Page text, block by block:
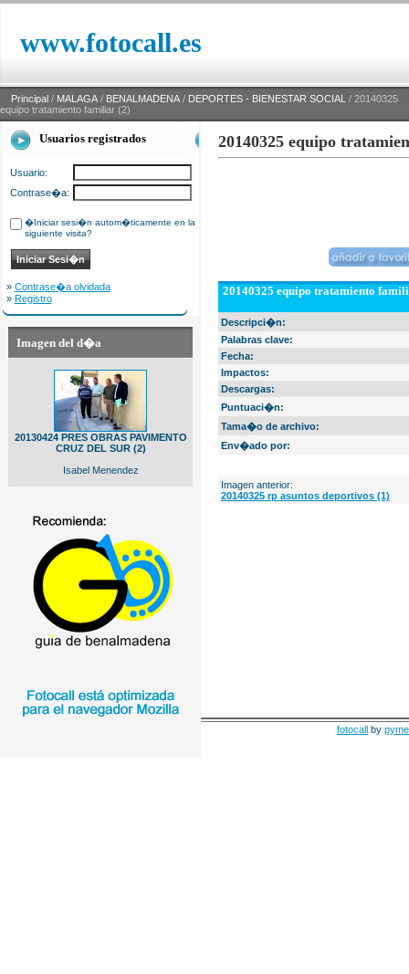
www.fotocall.es
Principal / MALAGA / BENALMADENA / DEPORTES - BIENESTAR SOCIAL / 20140325
equipo tratamiento familiar (2)
Usuarios registrados
Usuario:
Contrase�a:
�Iniciar sesi�n autom�ticamente en la
siguiente visita?
» Contrase�a olvidada
» Registro
Imagen del d�a
20130424 PRES OBRAS PAVIMENTO
CRUZ DEL SUR (2)
Isabel Menendez
20140325 equipo
20140325 equipo tratamiento
Descripci�n:
Palabras clave:
Fecha:
Impactos:
Descargas:
Puntuaci�n:
Tama�o de archivo:
Env�ado por:
Imagen anterior:
20140325 rp asuntos deportivos (1)
fotocall by